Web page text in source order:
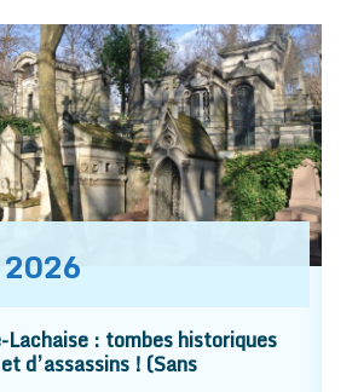
2026
Lachaise : tombes historiques
d’assassins ! (Sans